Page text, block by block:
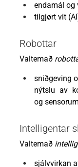
endamál og
tilgjørt vit
Robottar
Valtemað
sniðgeving
nýtslu av
og
Intelligentar
Valtemað
sjálvvirkan